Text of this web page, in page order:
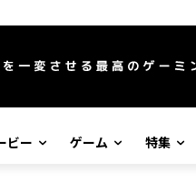
ビー ゲーム 特集